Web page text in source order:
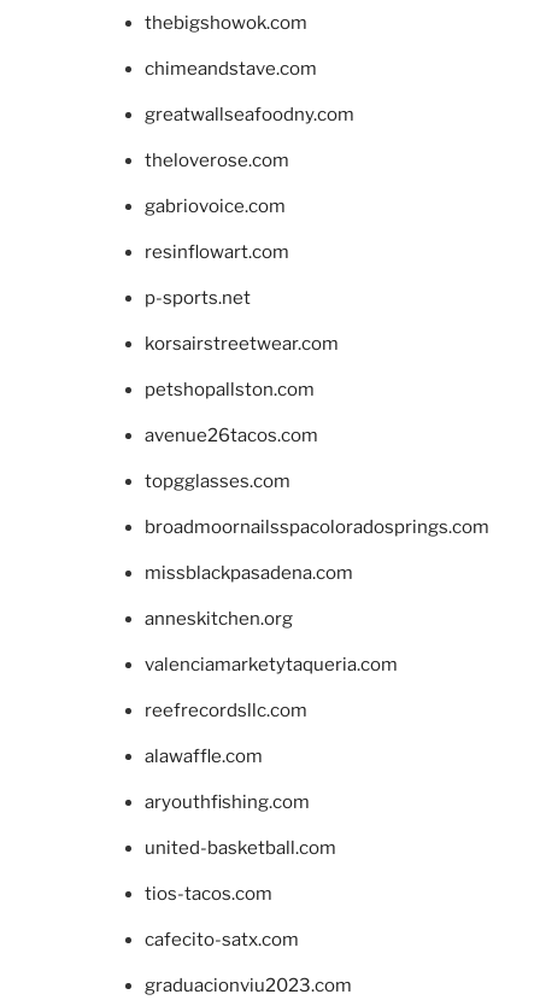
thebigshowok.com
chimeandstave.com
greatwallseafoodny.com
theloverose.com
gabriovoice.com
resinflowart.com
p-sports.net
korsairstreetwear.com
petshopallston.com
avenue26tacos.com
topgglasses.com
broadmoornailsspacoloradosprings.com
missblackpasadena.com
anneskitchen.org
valenciamarketytaqueria.com
reefrecordsllc.com
alawaffle.com
aryouthfishing.com
united-basketball.com
tios-tacos.com
cafecito-satx.com
graduacionviu2023.com